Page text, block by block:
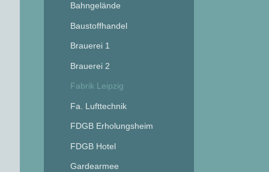
Bahngelände
Baustoffhandel
Brauerei 1
Brauerei 2
Fabrik Leipzig
Fa. Lufttechnik
FDGB Erholungsheim
FDGB Hotel
Gardearmee